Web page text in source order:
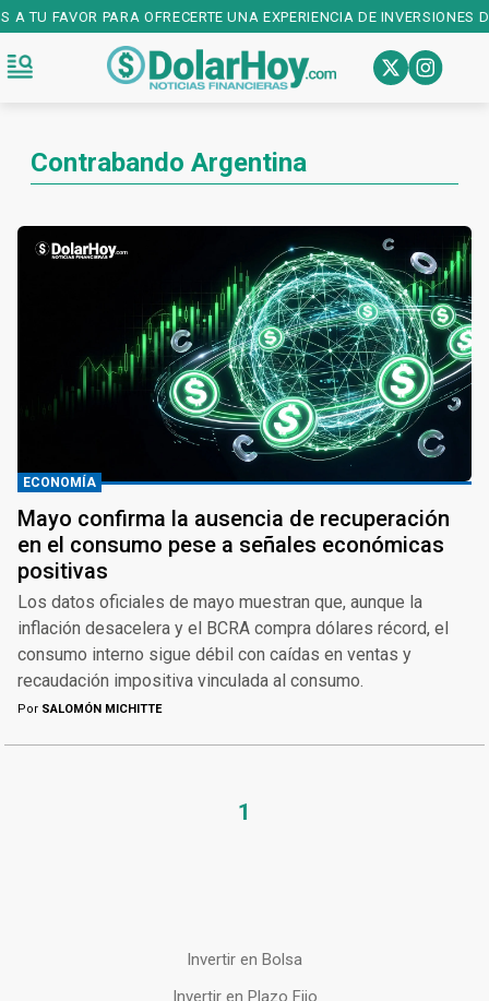
FAVOR PARA OFRECERTE UNA EXPERIENCIA DE INVERSIONES
Contrabando Argentina
ECONOMÍA
Mayo confirma la ausencia de recuperación
en el consumo pese a señales económicas
positivas
Los datos oficiales de mayo muestran que, aunque la
inflación desacelera y el BCRA compra dólares récord, el
consumo interno sigue débil con caídas en ventas y
recaudación impositiva vinculada al consumo.
Por SALOMÓN MICHITTE
1
Invertir en Bolsa
Invertir en Plazo Fijo